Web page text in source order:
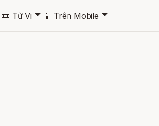
🔯 Tử Vi 🞃 📱 Trên Mobile 🞃